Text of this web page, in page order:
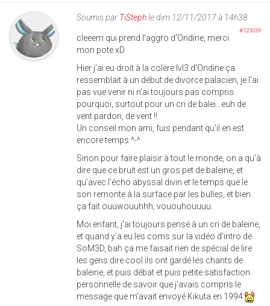
Soumis par TiStephle dim 12/11/2017 à 14h38
#123039
cleeem qui prend l'aggro d'Ondine, merci
mon pote xD
Hier j'ai eu droit à la colère lvl3 d'Ondine ça
ressemblait à un début de divorce palacien, je l'ai
pas vue venir ni n'ai toujours pas compris
pourquoi, surtout pour un cri de balei...euh de
vent pardon, de vent !!
Un conseil mon ami, fuis pendant qu'il en est
encore temps ^-^
Sinon pour faire plaisir à tout le monde, on a qu'à
dire que ce bruit est un gros pet de baleine, et
qu'avec l'écho abyssal divin et le temps que le
son remonte à la surface par les bulles, et bien
ça fait ouuwouuhhh, vououhouuuu.
Moi enfant, j'ai toujours pensé à un cri de baleine,
et quand y'a eu les coms sur la vidéo d'intro de
SoM3D, bah ça me faisait rien de spécial de lire
les gens dire cool ils ont gardé les chants de
baleine, et puis débat et puis petite satisfaction
personnelle de savoir que j'avais compris le
message que m'avait envoyé Kikuta en 1994